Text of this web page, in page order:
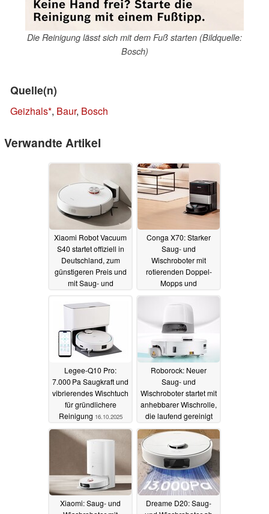
Die Reinigung lässt sich mit dem Fuß starten (Bildquelle:
Bosch)
Quelle(n)
Geizhals , Baur, Bosch
Verwandte Artikel
Xiaomi Robot Vacuum
S40 startet offiziell in
Deutschland, zum
günstigeren Preis und
mit Saug- und
Conga X70: Starker
Saug- und
Wischroboter mit
rotierenden Doppel-
Mopps und
Basisstation
18.10.2025
Legee-Q10 Pro:
7.000 Pa Saugkraft und
vibrierendes Wischtuch
für gründlichere
Reinigung 16.10.2025
Roborock: Neuer
Saug- und
Wischroboter startet mit
anhebbarer Wischrolle,
die laufend gereinigt
wird14.10.2025
Xiaomi: Saug- und
Dreame D20: Saug-